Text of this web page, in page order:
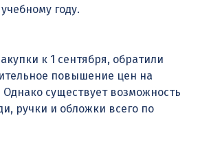
году.
к 1 сентября, обратили
повышение цен на
существует возможность
ручки и обложки всего по